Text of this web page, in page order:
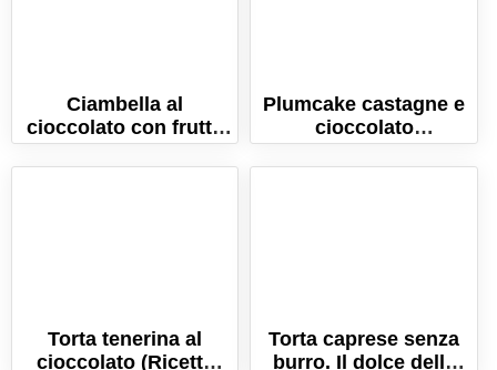
Ciambella al
cioccolato con frutta
secca, morbida e
gustosa!
Plumcake castagne e
cioccolato
morbidissimo! (la
ricetta senza burro!)
Torta tenerina al
cioccolato (Ricetta
Torta caprese senza
burro. Il dolce della